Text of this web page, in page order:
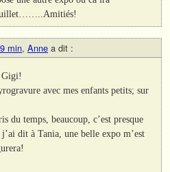
min, Anne a dit :
Gigi!
avec mes enfants petits; sur
du temps, beaucoup, c’est presque
dit à Tania, une belle expo m’est